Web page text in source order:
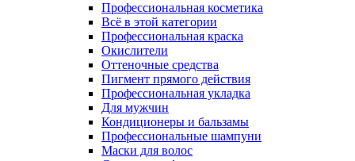
Профессиональная косметика
Всё в этой категории
Профессиональная краска
Окислители
Оттеночные средства
Пигмент прямого действия
Профессиональная укладка
Для мужчин
Кондиционеры и бальзамы
Профессиональные шампуни
Маски для волос